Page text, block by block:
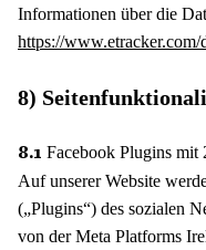
Informationen über die
https://www.etracker.com/
8)
8.1 Facebook Plugins
Auf unserer Website
(„Plugins“) des sozialen
von der Meta Platforms